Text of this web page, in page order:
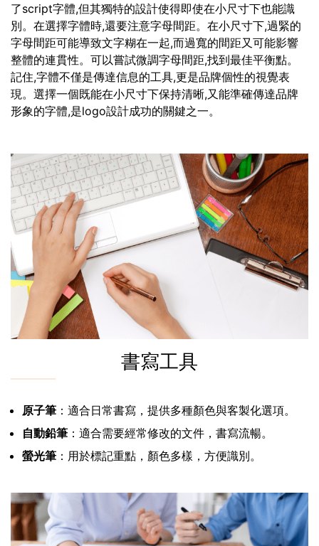
了script字體,但其獨特的設計使得即使在小尺寸下也能識
別。在選擇字體時,還要注意字母間距。在小尺寸下,過緊的
字母間距可能導致文字糊在一起,而過寬的間距又可能影響
整體的連貫性。可以嘗試微調字母間距,找到最佳平衡點。
記住,字體不僅是傳達信息的工具,更是品牌個性的視覺表
現。選擇一個既能在小尺寸下保持清晰,又能準確傳達品牌
形象的字體,是logo設計成功的關鍵之一。
書寫工具
原子筆 ：適合日常書寫，提供多種顏色與客製化選項。
自動鉛筆 ：適合需要經常修改的文件，書寫流暢。
螢光筆 ：用於標記重點，顏色多樣，方便識別。